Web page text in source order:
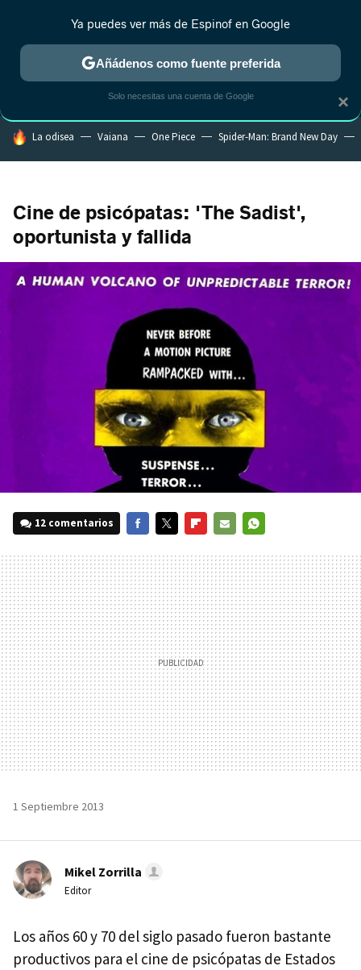
MENÚ NUEVO
ESTRENOS REALITY ANIME RANKINGS CINE
HOY SE HABLA DE
La odisea Vaiana One Piece Spider-Man: Brand New Day
Cine de psicópatas: 'The Sadist',
oportunista y fallida
12 comentarios
MAIL
1 Septiembre 2013
Mikel Zorrilla
Editor
Los años 60 y 70 del siglo pasado fueron bastante
productivos para el cine de psicópatas de Estados
×
Ya puedes ver más de Espinof en Google
Añádenos como fuente preferida
Solo necesitas una cuenta de Google